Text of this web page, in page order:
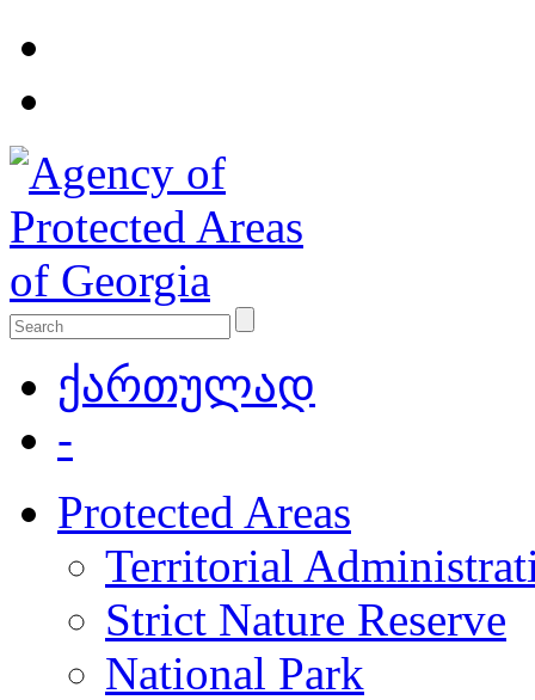
ქართულად
-
Protected Areas
Territorial
Strict Nature Reserve
National Park